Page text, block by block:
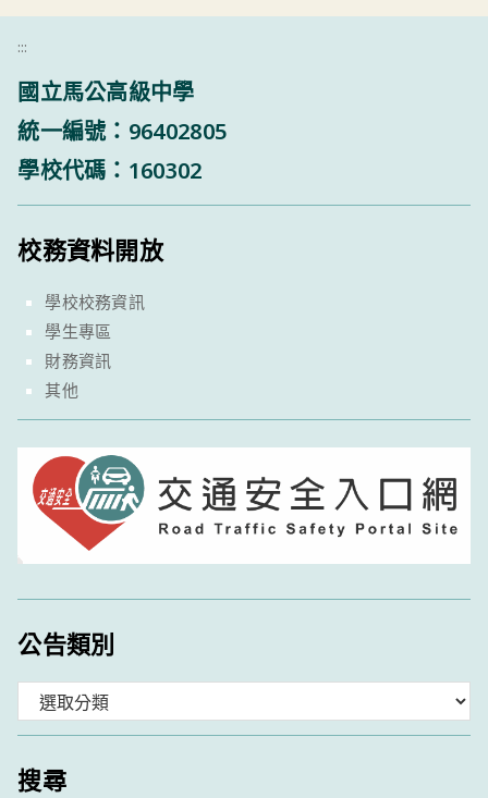
:::
國立馬公高級中學
統一編號：96402805
學校代碼：160302
校務資料開放
學校校務資訊
學生專區
財務資訊
其他
公告類別
類
搜尋